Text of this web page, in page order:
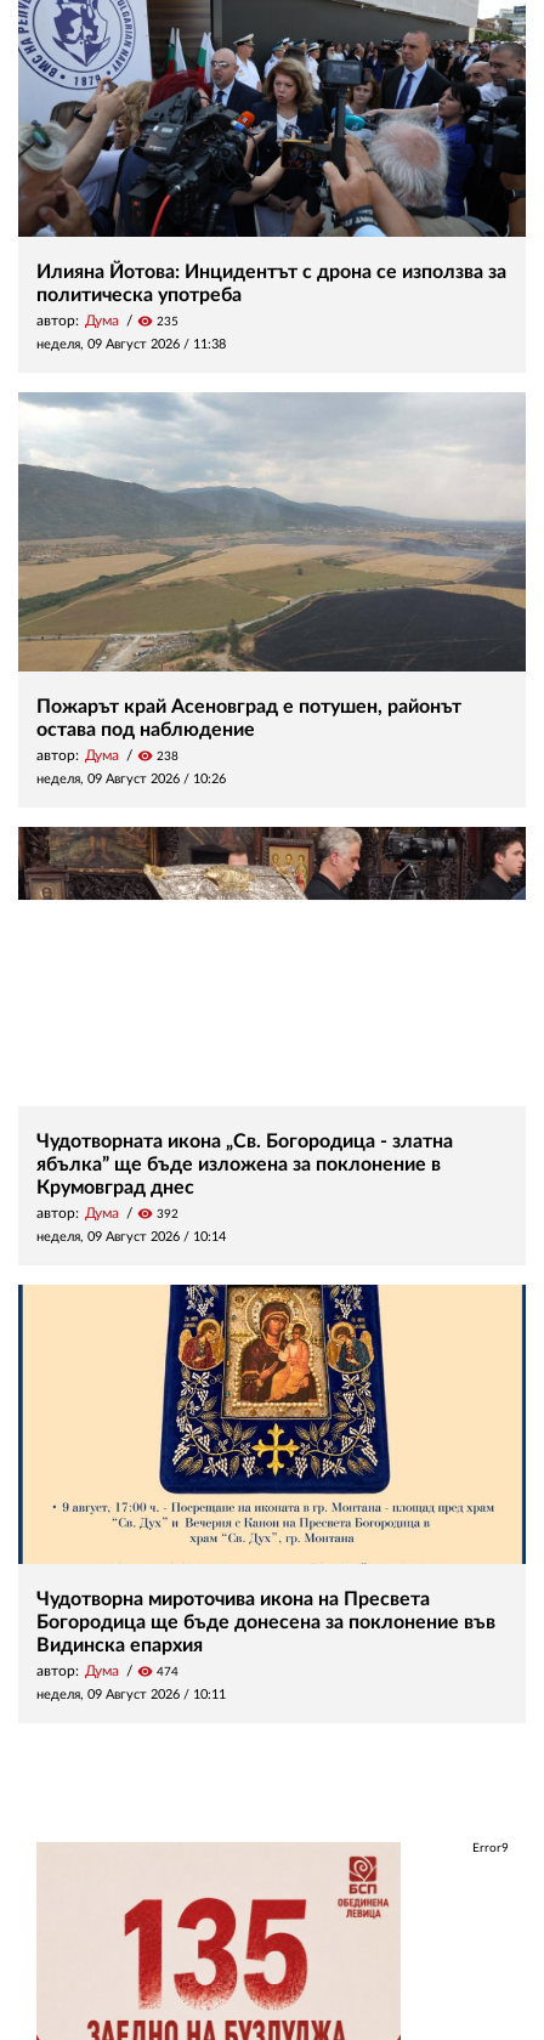
Илияна Йотова: Инцидентът с дрона се използва за
политическа употреба
автор: Дума visibility 235
неделя, 09 Август 2026 / 11:38
Пожарът край Асеновград е потушен, районът
остава под наблюдение
автор: Дума visibility 238
неделя, 09 Август 2026 / 10:26
Чудотворната икона „Св. Богородица - златна
ябълка” ще бъде изложена за поклонение в
Крумовград днес
автор: Дума visibility 392
неделя, 09 Август 2026 / 10:14
Чудотворна мироточива икона на Пресвета
Богородица ще бъде донесена за поклонение във
Видинска епархия
автор: Дума visibility 474
неделя, 09 Август 2026 / 10:11
Error9